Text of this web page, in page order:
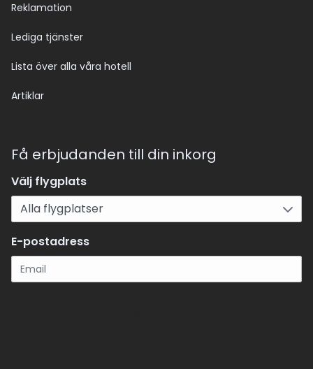
Reklamation
Lediga tjänster
Lista över alla våra hotell
Artiklar
Få erbjudanden till din inkorg
Välj flygplats
E-postadress